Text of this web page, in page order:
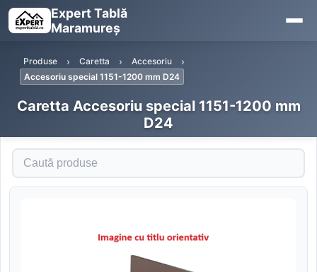
Expert Tablă
Maramureș
Produse Caretta
Accesoriu
Accesoriu special 1151-1200 mm D24
Caretta Accesoriu special 1151-1200 mm
D24
Caută produse